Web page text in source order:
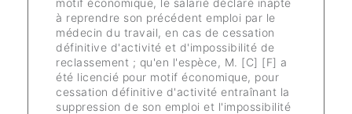
motif économique, le salarié déclaré inapte
à reprendre son précédent emploi par le
médecin du travail, en cas de cessation
définitive d'activité et d'impossibilité de
reclassement ; qu'en l'espèce, M. [C] [F] a
été licencié pour motif économique, pour
cessation définitive d'activité entraînant la
suppression de son emploi et l'impossibilité